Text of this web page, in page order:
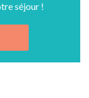
séjour !